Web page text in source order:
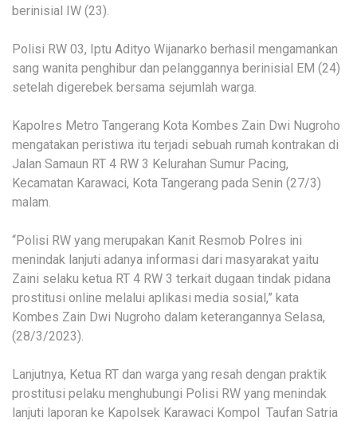
berinisial IW (23).
Polisi RW 03, Iptu Adityo Wijanarko berhasil mengamankan
sang wanita penghibur dan pelanggannya berinisial EM (24)
setelah digerebek bersama sejumlah warga.
Kapolres Metro Tangerang Kota Kombes Zain Dwi Nugroho
mengatakan peristiwa itu terjadi sebuah rumah kontrakan di
Jalan Samaun RT 4 RW 3 Kelurahan Sumur Pacing,
Kecamatan Karawaci, Kota Tangerang pada Senin (27/3)
malam.
“Polisi RW yang merupakan Kanit Resmob Polres ini
menindak lanjuti adanya informasi dari masyarakat yaitu
Zaini selaku ketua RT 4 RW 3 terkait dugaan tindak pidana
prostitusi online melalui aplikasi media sosial,” kata
Kombes Zain Dwi Nugroho dalam keterangannya Selasa,
(28/3/2023).
Lanjutnya, Ketua RT dan warga yang resah dengan praktik
prostitusi pelaku menghubungi Polisi RW yang menindak
lanjuti laporan ke Kapolsek Karawaci Kompol Taufan Satria